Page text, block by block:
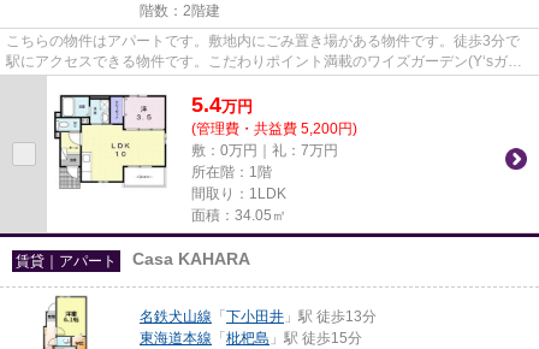
階数：2階建
こちらの物件はアパートです。敷地内にごみ置き場がある物件です。徒歩3分で
駅にアクセスできる物件です。こだわりポイント満載のワイズガーデン(Y‘sガー
5.4万円
(管理費・共益費 5,200円)
敷：0万円｜礼：7万円
所在階：1階
間取り：1LDK
面積：34.05㎡
賃貸｜アパート Casa KAHARA
名鉄犬山線 「 下小田井 」駅 徒歩13分
東海道本線 「 枇杷島 」駅 徒歩15分